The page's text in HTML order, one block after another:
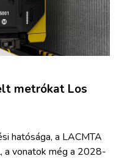
metrókat Los
hatósága, a LACMTA
a vonatok még a 2028-